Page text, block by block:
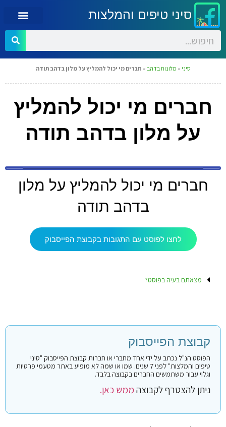
סיני טיפים והמלצות
סיני » מלונות בדהב » חברים מי יכול להמליץ על מלון בדהב תודה
חברים מי יכול להמליץ
על מלון בדהב תודה
חברים מי יכול להמליץ על מלון
בדהב תודה
לחצו לפוסט עם התגובות בקבוצת הפייסבוק
מצאתם בעיה בפוסט?
קבוצת הפייסבוק
הפוסט הנ"ל נכתב על ידי אחד מחברי או חברות קבוצת הפייסבוק "סיני
טיפים והמלצות" לפני 7 שנים. שמו או שמה לא מופיע באתר מטעמי פרטיות
וגלוי עבור משתמשים החברים בקבוצה בלבד.
ניתן להצטרף לקבוצהממש כאן.